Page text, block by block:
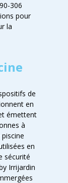
306
pour
la
de
en
émettent
à
en
sécurité
Irrijardin